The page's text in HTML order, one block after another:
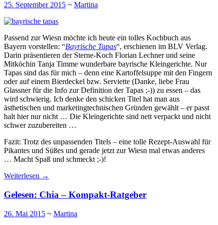
25. September 2015 ~ Martina
Passend zur Wiesn möchte ich heute ein tolles Kochbuch aus
Bayern vorstellen: “Bayrische Tapas“, erschienen im BLV Verlag.
Darin präsentieren der Sterne-Koch Florian Lechner und seine
Mitköchin Tanja Timme wunderbare bayrische Kleingerichte. Nur
Tapas sind das für mich – denn eine Kartoffelsuppe mit den Fingern
oder auf einem Bierdeckel bzw. Serviette (Danke, liebe Frau
Glassner für die Info zur Definition der Tapas ;-)) zu essen – das
wird schwierig. Ich denke den schicken Titel hat man aus
ästhetischen und marketingtechnischen Gründen gewählt – er passt
halt hier nur nicht … Die Kleingerichte sind nett verpackt und nicht
schwer zuzubereiten …
Fazit: Trotz des unpassenden Titels – eine tolle Rezept-Auswahl für
Pikantes und Süßes und gerade jetzt zur Wiesn mal etwas anderes
… Macht Spaß und schmeckt ;-)!
Weiterlesen →
Gelesen: Chia – Kompakt-Ratgeber
26. Mai 2015 ~ Martina